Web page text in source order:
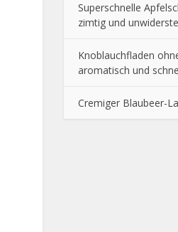
Superschnelle
zimtig und
Knoblauchfladen
aromatisch und
Cremiger Blaubeer-